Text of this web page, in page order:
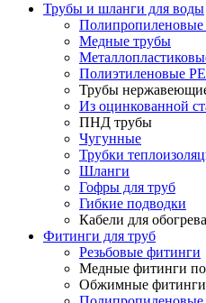
Трубы и шланги для воды
Полипропиленовые
Медные трубы
Полиэтиленовые
Трубы
Из оцинкованной
ПНД трубы
Чугунные
Трубки
Шланги
Гофры для труб
Гибкие подводки
Кабели для обогрева
Фитинги для труб
Резьбовые фитинги
Медные фитинги
Обжимные фитинги